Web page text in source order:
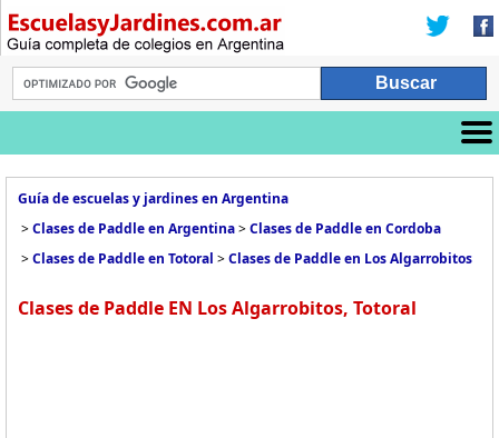
Guía de escuelas y jardines en Argentina
>Clases de Paddle en Argentina>Clases de Paddle en Cordoba
>Clases de Paddle en Totoral >Clases de Paddle en Los Algarrobitos
Clases de Paddle EN Los Algarrobitos, Totoral